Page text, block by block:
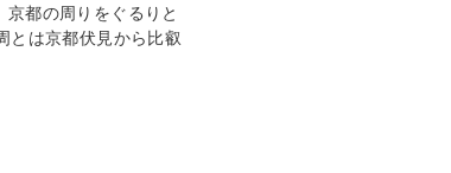
都の周りをぐるりと
とは京都伏見から比叡